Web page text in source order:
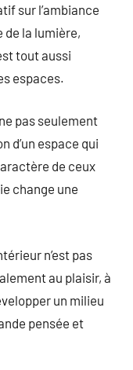
sur l’ambiance
de la lumière,
tout aussi
espaces.
pas seulement
d’un espace qui
de ceux
change une
n’est pas
au plaisir, à
un milieu
pensée et